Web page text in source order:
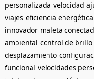
personalizada velocidad
viajes eficiencia energética
innovador maleta
ambiental control de brillo
desplazamiento
funcional velocidades